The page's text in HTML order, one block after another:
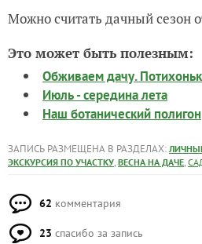
Это может быть полезным:
Июль - середина лета
Наш ботанический полигон
ЗАПИСЬ РАЗМЕЩЕНА В РАЗДЕЛАХ:
ЭКСКУРСИЯ ПО УЧАСТКУ,ВЕСНА НА ДАЧЕ,САД
62комментария